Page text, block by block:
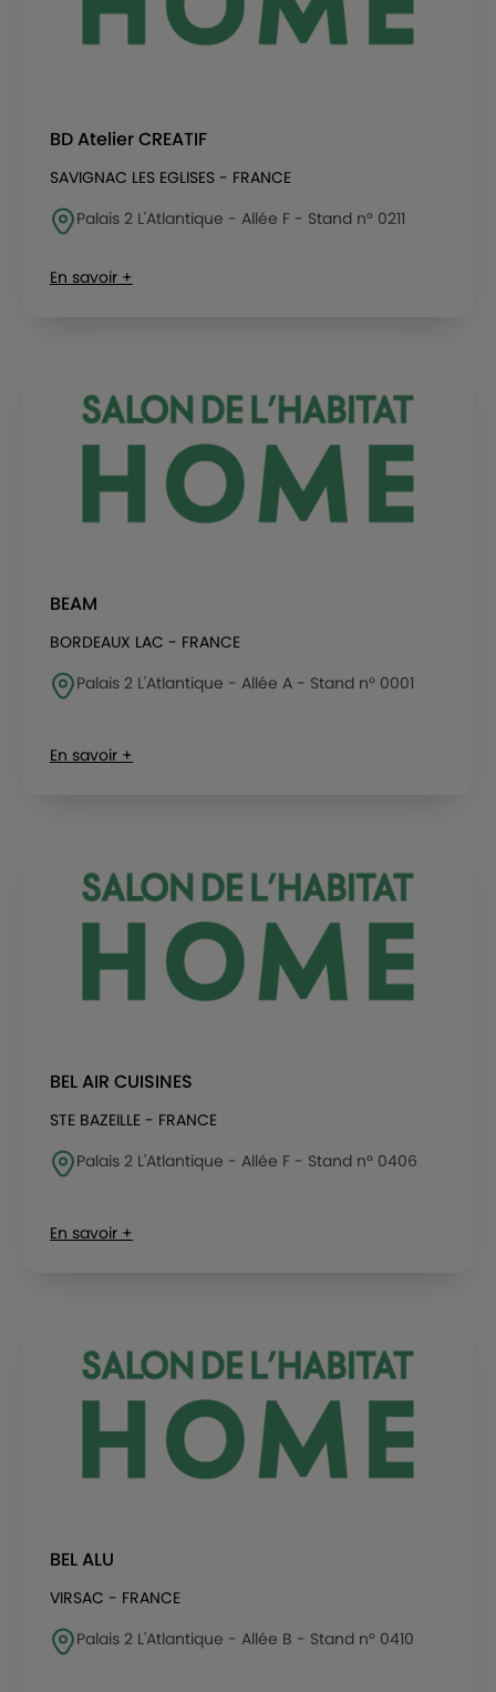
BD Atelier CREATIF
SAVIGNAC LES EGLISES - FRANCE
Palais 2 L'Atlantique - Allée F - Stand n° 0211
En savoir +
BEAM
BORDEAUX LAC - FRANCE
Palais 2 L'Atlantique - Allée A - Stand n° 0001
En savoir +
BEL AIR CUISINES
STE BAZEILLE - FRANCE
Palais 2 L'Atlantique - Allée F - Stand n° 0406
En savoir +
BEL ALU
VIRSAC - FRANCE
Palais 2 L'Atlantique - Allée B - Stand n° 0410